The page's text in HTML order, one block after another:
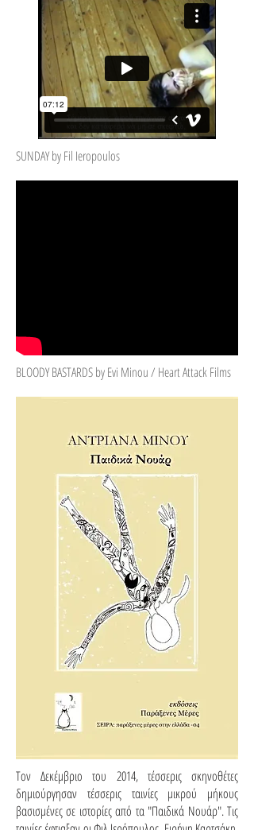
SUNDAY by Fil Ieropoulos
BLOODY BASTARDS by Evi Minou / Heart Attack Films
Τον Δεκέμβριο του 2014, τέσσερις σκηνοθέτες
δημιούργησαν τέσσερις ταινίες μικρού μήκους
βασισμένες σε ιστορίες από τα "Παιδικά Νουάρ". Τις